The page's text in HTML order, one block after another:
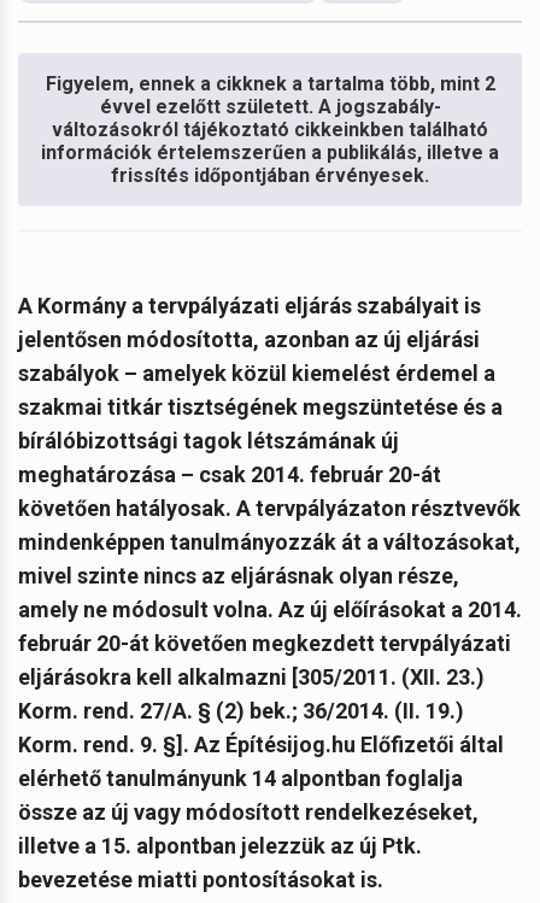
Figyelem, ennek a cikknek a tartalma több, mint 2
évvel ezelőtt született. A jogszabály-
változásokról tájékoztató cikkeinkben található
információk értelemszerűen a publikálás, illetve a
frissítés időpontjában érvényesek.
A Kormány a tervpályázati eljárás szabályait is
jelentősen módosította, azonban az új eljárási
szabályok – amelyek közül kiemelést érdemel a
szakmai titkár tisztségének megszüntetése és a
bírálóbizottsági tagok létszámának új
meghatározása – csak 2014. február 20-át
követően hatályosak. A tervpályázaton résztvevők
mindenképpen tanulmányozzák át a változásokat,
mivel szinte nincs az eljárásnak olyan része,
amely ne módosult volna. Az új előírásokat a 2014.
február 20-át követően megkezdett tervpályázati
eljárásokra kell alkalmazni [305/2011. (XII. 23.)
Korm. rend. 27/A. § (2) bek.; 36/2014. (II. 19.)
Korm. rend. 9. §]. Az Építésijog.hu Előfizetői által
elérhető tanulmányunk 14 alpontban foglalja
össze az új vagy módosított rendelkezéseket,
illetve a 15. alpontban jelezzük az új Ptk.
bevezetése miatti pontosításokat is.